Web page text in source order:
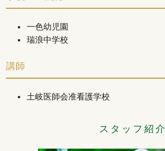
一色幼児園
瑞浪中学校
講師
土岐医師会准看護学校
スタッフ紹介